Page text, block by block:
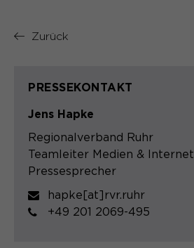
Zurück
PRESSEKONTAKT
Jens Hapke
Regionalverband Ruhr
Teamleiter Medien & Internet
Pressesprecher
hapke[at]rvr.ruhr
+49 201 2069-495